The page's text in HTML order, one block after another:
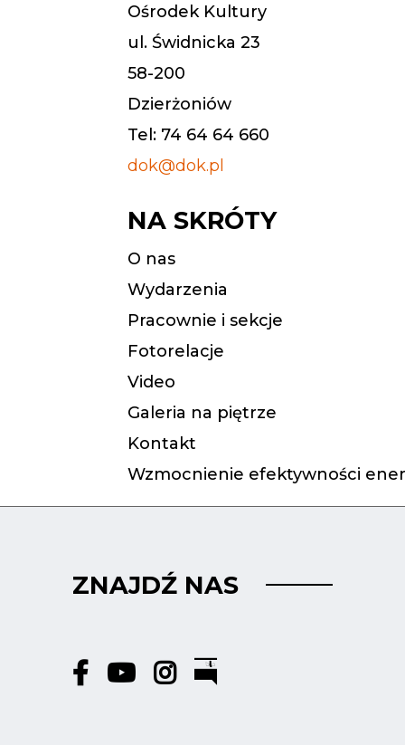
Ośrodek Kultury
ul. Świdnicka 23
58-200
Dzierżoniów
Tel: 74 64 64 660
dok@dok.pl
NA SKRÓTY
O nas
Wydarzenia
Pracownie i sekcje
Fotorelacje
Video
Galeria na piętrze
Kontakt
Wzmocnienie efektywności
ZNAJDŹ NAS